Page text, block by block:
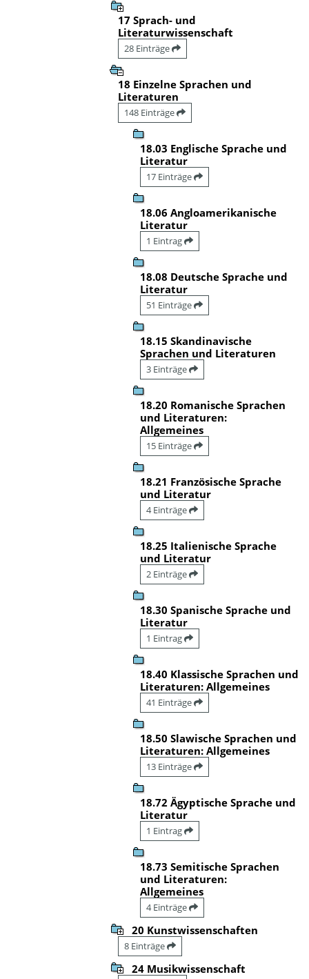
17 Sprach- und
Literaturwissenschaft
28 Einträge
18 Einzelne Sprachen und
Literaturen
148 Einträge
18.03 Englische Sprache und
Literatur
17 Einträge
18.06 Angloamerikanische
Literatur
1 Eintrag
18.08 Deutsche Sprache und
Literatur
51 Einträge
18.15 Skandinavische
Sprachen und Literaturen
3 Einträge
18.20 Romanische Sprachen
und Literaturen:
Allgemeines
15 Einträge
18.21 Französische Sprache
und Literatur
4 Einträge
18.25 Italienische Sprache
und Literatur
2 Einträge
18.30 Spanische Sprache und
Literatur
1 Eintrag
18.40 Klassische Sprachen und
Literaturen: Allgemeines
41 Einträge
18.50 Slawische Sprachen und
Literaturen: Allgemeines
13 Einträge
18.72 Ägyptische Sprache und
Literatur
1 Eintrag
18.73 Semitische Sprachen
und Literaturen:
Allgemeines
4 Einträge
20 Kunstwissenschaften
8 Einträge
24 Musikwissenschaft